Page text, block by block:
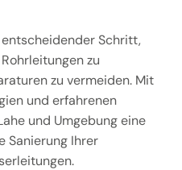
Schritt,
zu
zu vermeiden. Mit
und erfahrenen
und Umgebung eine
Sanierung Ihrer